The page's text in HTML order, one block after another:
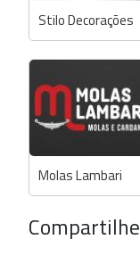
Stilo Decorações
Molas Lambari
Compartilhe